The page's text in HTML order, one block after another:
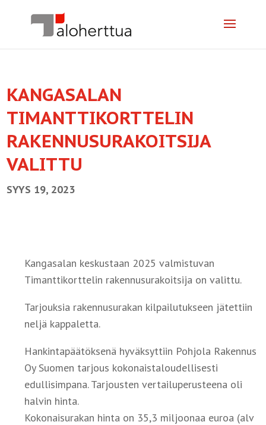
KANGASALAN
TIMANTTIKORTTELIN
RAKENNUSURAKOITSIJA
VALITTU
SYYS 19, 2023
Kangasalan keskustaan 2025 valmistuvan
Timanttikorttelin rakennusurakoitsija on valittu.
Tarjouksia rakennusurakan kilpailutukseen jätettiin
neljä kappaletta.
Hankintapäätöksenä hyväksyttiin Pohjola Rakennus
Oy Suomen tarjous kokonaistaloudellisesti
edullisimpana. Tarjousten vertailuperusteena oli
halvin hinta.
Kokonaisurakan hinta on 35,3 miljoonaa euroa (alv